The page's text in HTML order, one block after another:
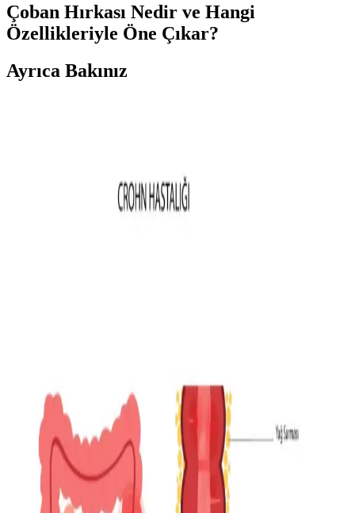
Çoban Hırkası Nedir ve Hangi
Özellikleriyle Öne Çıkar?
Ayrıca Bakınız
açısından aranan ancak nadiren bulunan giyim ürünleri tüketiciler
için zorluk yaratıyor. Bu durum sektörde gelişme ihtiyacını
Birleşik Krallık'ta yüksek sokak mağazalarında renkli ve uygun
fiyatlı giyim zorlaşırken, bağımsız markalar, ikinci el platformları ve
renk sezonlarına göre alışveriş imkanı sunan alternatifler öne çıkıyor.
Buck Mason Alternatifleri ve Kaliteli Giyim
Markalarının Fiyat-Kalite Dengesi Üzerine İnceleme
Buck Mason'ın yüksek fiyat ve kalite algısı üzerine alternatif